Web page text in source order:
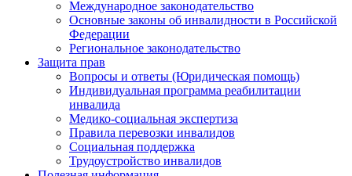
Международное законодательство
Основные законы об инвалидности в Российской
Федерации
Региональное законодательство
Защита прав
Вопросы и ответы (Юридическая помощь)
Индивидуальная программа реабилитации
инвалида
Медико-социальная экспертиза
Правила перевозки инвалидов
Социальная поддержка
Трудоустройство инвалидов